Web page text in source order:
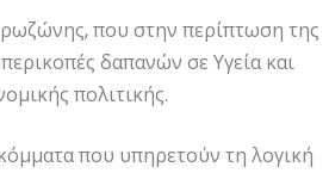
που στην περίπτωση της
δαπανών σε Υγεία και
πολιτικής.
που υπηρετούν τη λογική